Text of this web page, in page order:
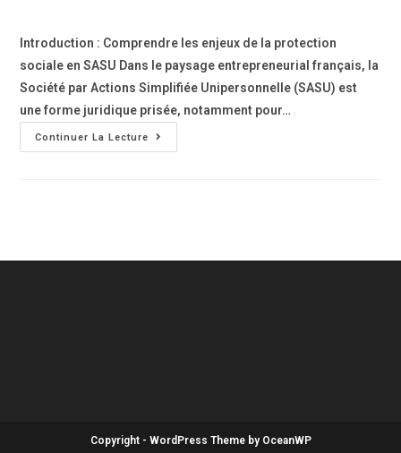
Introduction : Comprendre les enjeux de la protection
sociale en SASU Dans le paysage entrepreneurial français, la
Société par Actions Simplifiée Unipersonnelle (SASU) est
une forme juridique prisée, notamment pour…
Continuer La Lecture
Copyright - WordPress Theme by OceanWP